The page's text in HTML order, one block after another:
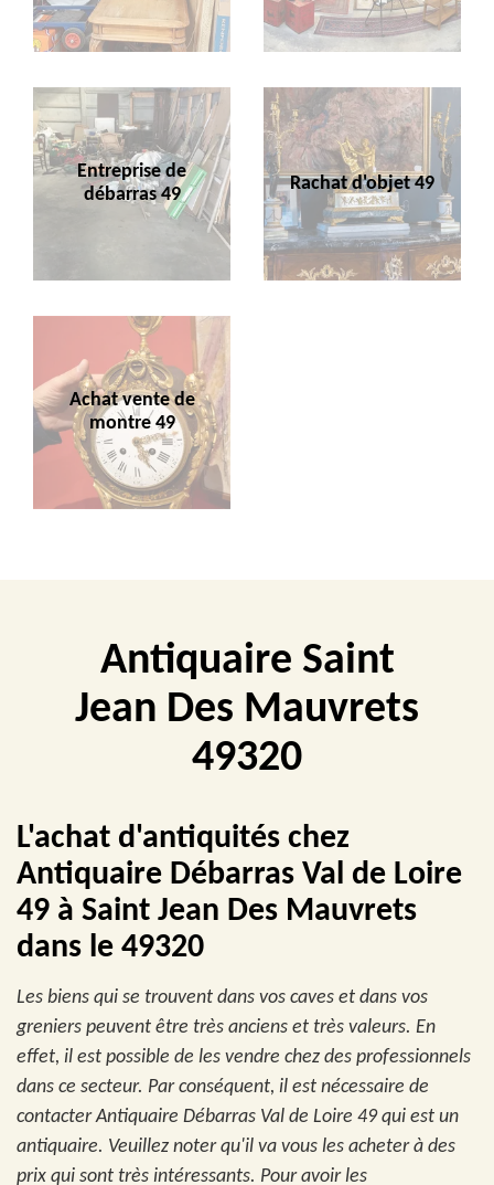
Entreprise de
débarras 49
Rachat d'objet 49
Achat vente de
montre 49
Antiquaire Saint
Jean Des Mauvrets
49320
L'achat d'antiquités chez
Antiquaire Débarras Val de Loire
49 à Saint Jean Des Mauvrets
dans le 49320
Les biens qui se trouvent dans vos caves et dans vos
greniers peuvent être très anciens et très valeurs. En
effet, il est possible de les vendre chez des professionnels
dans ce secteur. Par conséquent, il est nécessaire de
contacter Antiquaire Débarras Val de Loire 49 qui est un
antiquaire. Veuillez noter qu'il va vous les acheter à des
prix qui sont très intéressants. Pour avoir les